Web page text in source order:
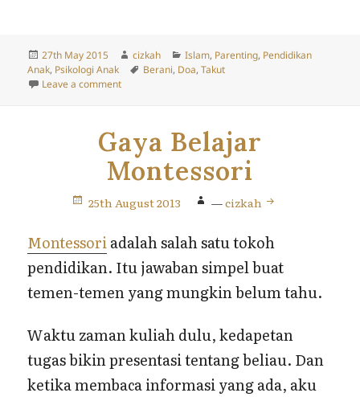
Posted
on
27th May 2015 Author
cizkah Categories
Islam, Parenting, Pendidikan
Anak, Psikologi Anak Tags
Berani, Doa,Takut
Leave a commenton Jangan Takut Anakku
Gaya Belajar
Montessori
25th August 2013 —cizkah
Montessoriadalah salah satu tokoh
pendidikan. Itu jawaban simpel buat
temen-temen yang mungkin belum tahu.
Waktu zaman kuliah dulu, kedapetan
tugas bikin presentasi tentang beliau. Dan
ketika membaca informasi yang ada, aku